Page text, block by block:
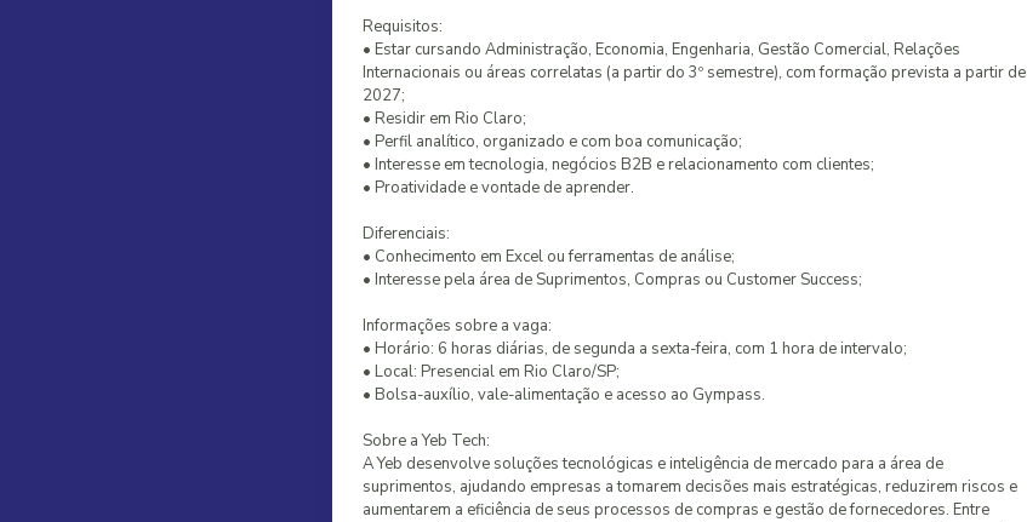
Requisitos:
• Estar cursando Administração, Economia, Engenharia, Gestão Comercial, Relações
Internacionais ou áreas correlatas (a partir do 3º semestre), com formação prevista a partir de
2027;
• Residir em Rio Claro;
• Perfil analítico, organizado e com boa comunicação;
• Interesse em tecnologia, negócios B2B e relacionamento com clientes;
• Proatividade e vontade de aprender.
Diferenciais:
• Conhecimento em Excel ou ferramentas de análise;
• Interesse pela área de Suprimentos, Compras ou Customer Success;
Informações sobre a vaga:
• Horário: 6 horas diárias, de segunda a sexta-feira, com 1 hora de intervalo;
• Local: Presencial em Rio Claro/SP;
• Bolsa-auxílio, vale-alimentação e acesso ao Gympass.
Sobre a Yeb Tech:
A Yeb desenvolve soluções tecnológicas e inteligência de mercado para a área de
suprimentos, ajudando empresas a tomarem decisões mais estratégicas, reduzirem riscos e
aumentarem a eficiência de seus processos de compras e gestão de fornecedores. Entre